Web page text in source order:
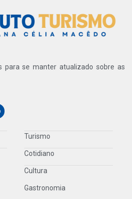
para se manter atualizado sobre as
Turismo
Cotidiano
Cultura
Gastronomia